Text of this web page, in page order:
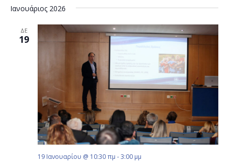
Ιανουάριος 2026
ΔΕ
19
19 Ιανουαρίου @ 10:30 πμ -3:00 μμ